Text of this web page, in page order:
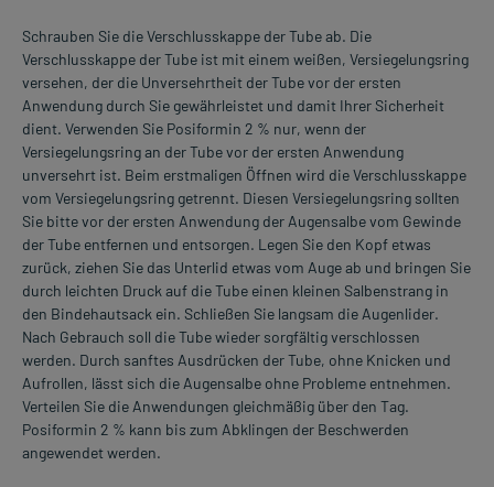
Schrauben Sie die Verschlusskappe der Tube ab. Die
Verschlusskappe der Tube ist mit einem weißen, Versiegelungsring
versehen, der die Unversehrtheit der Tube vor der ersten
Anwendung durch Sie gewährleistet und damit Ihrer Sicherheit
dient. Verwenden Sie Posiformin 2 % nur, wenn der
Versiegelungsring an der Tube vor der ersten Anwendung
unversehrt ist. Beim erstmaligen Öffnen wird die Verschlusskappe
vom Versiegelungsring getrennt. Diesen Versiegelungsring sollten
Sie bitte vor der ersten Anwendung der Augensalbe vom Gewinde
der Tube entfernen und entsorgen. Legen Sie den Kopf etwas
zurück, ziehen Sie das Unterlid etwas vom Auge ab und bringen Sie
durch leichten Druck auf die Tube einen kleinen Salbenstrang in
den Bindehautsack ein. Schließen Sie langsam die Augenlider.
Nach Gebrauch soll die Tube wieder sorgfältig verschlossen
werden. Durch sanftes Ausdrücken der Tube, ohne Knicken und
Aufrollen, lässt sich die Augensalbe ohne Probleme entnehmen.
Verteilen Sie die Anwendungen gleichmäßig über den Tag.
Posiformin 2 % kann bis zum Abklingen der Beschwerden
angewendet werden.